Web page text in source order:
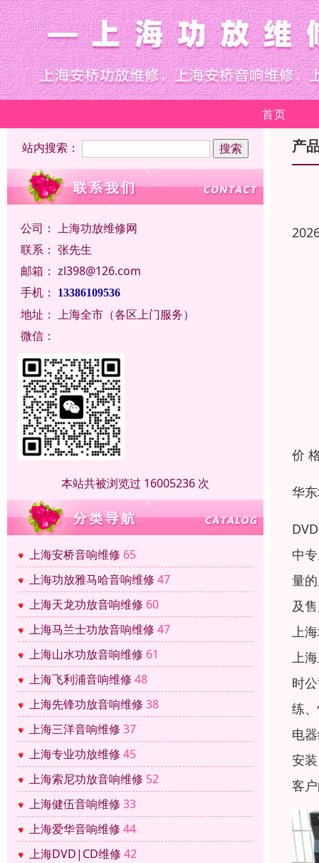
首页
站内搜索：
公司： 上海功放维修网
联系： 张先生
邮箱： zl398@126.com
手机：
13386109536
地址： 上海全市（各区上门服务）
微信：
本站共被浏览过 16005236 次
上海安桥音响维修 65
上海功放雅马哈音响维修 47
上海天龙功放音响维修 60
上海马兰士功放音响维修 47
上海山水功放音响维修 61
上海飞利浦音响维修 48
上海先锋功放音响维修 38
上海三洋音响维修 37
上海专业功放维修 45
上海索尼功放音响维修 52
上海健伍音响维修 33
上海爱华音响维修 44
上海DVD|CD维修 42
产
价
华
中
量
及
上
上
时
练
电
安
客